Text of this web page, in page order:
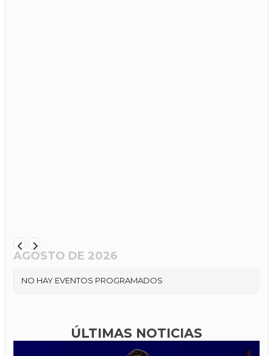
AGOSTO DE 2026
NO HAY EVENTOS PROGRAMADOS
ÚLTIMAS NOTICIAS